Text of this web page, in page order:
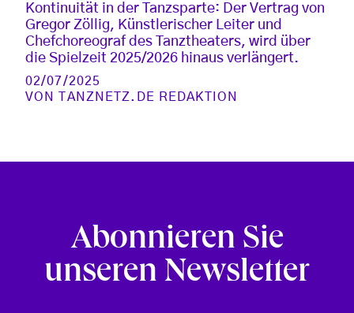
Kontinuität in der Tanzsparte: Der Vertrag von
Gregor Zöllig, Künstlerischer Leiter und
Chefchoreograf des Tanztheaters, wird über
die Spielzeit 2025/2026 hinaus verlängert.
02/07/2025
VON
TANZNETZ.DE REDAKTION
Abonnieren Sie
unseren Newsletter